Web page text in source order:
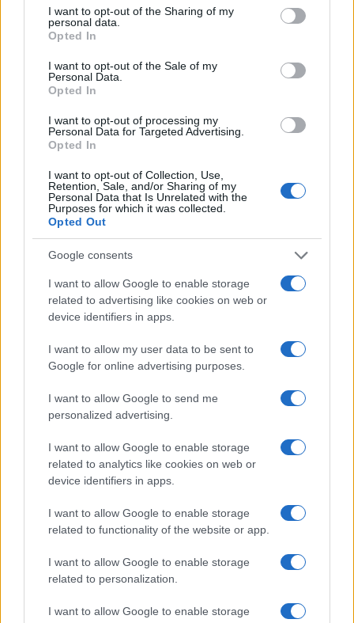
not limited to your visit or usage behaviour. You may click to
grant or deny consent to Google and its third-party tags to
use your data for below specified purposes in below Google
consent section.
I want to opt-out of the Sharing of my
personal data.
Opted In
I want to opt-out of the Sale of my
Personal Data.
Opted In
I want to opt-out of processing my
Personal Data for Targeted Advertising.
Opted In
I want to opt-out of Collection, Use,
Retention, Sale, and/or Sharing of my
Personal Data that Is Unrelated with the
Purposes for which it was collected.
Opted Out
Google consents
I want to allow Google to enable storage
related to advertising like cookies on web or
device identifiers in apps.
I want to allow my user data to be sent to
Google for online advertising purposes.
I want to allow Google to send me
personalized advertising.
I want to allow Google to enable storage
related to analytics like cookies on web or
device identifiers in apps.
I want to allow Google to enable storage
related to functionality of the website or app.
I want to allow Google to enable storage
related to personalization.
I want to allow Google to enable storage
Πανελλήνιες 2017: Τα πάντα για τις επαναληπτικές
εξετάσεις